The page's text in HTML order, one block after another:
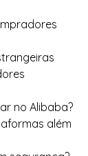
no Alibaba?
além